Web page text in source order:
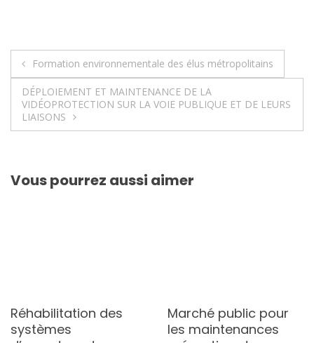
Navigation
de
l’article
Formation environnementale des élus métropolitains
DÉPLOIEMENT ET MAINTENANCE DE LA
VIDÉOPROTECTION SUR LA VOIE PUBLIQUE ET DE LEURS
LIAISONS
Vous pourrez aussi aimer
Réhabilitation des
systèmes
Marché public pour
les maintenances